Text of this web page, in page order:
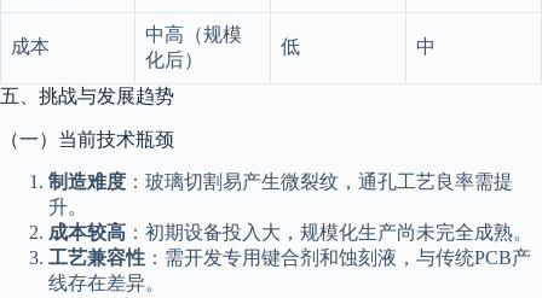
成本
中高（规模
化后）
低 中
五、挑战与发展趋势
（一）当前技术瓶颈
制造难度 ：玻璃切割易产生微裂纹，通孔工艺良率需提
升。
成本较高 ：初期设备投入大，规模化生产尚未完全成熟。
工艺兼容性 ：需开发专用键合剂和蚀刻液，与传统PCB产
线存在差异。